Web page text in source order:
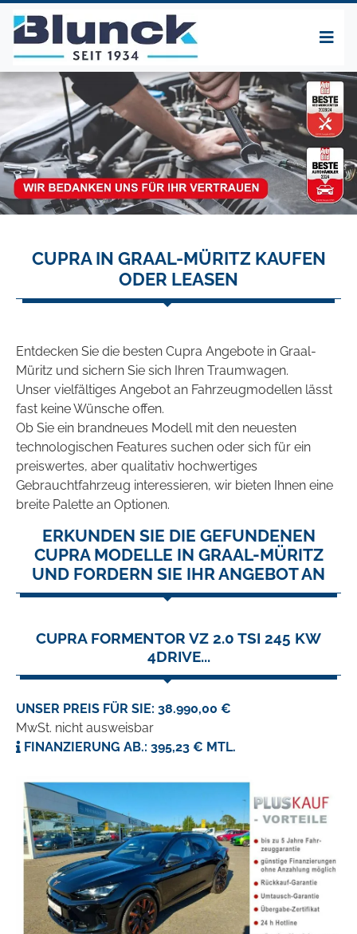
CUPRA IN GRAAL-MÜRITZ KAUFEN
ODER LEASEN
Entdecken Sie die besten Cupra Angebote in Graal-
Müritz und sichern Sie sich Ihren Traumwagen.
Unser vielfältiges Angebot an Fahrzeugmodellen lässt
fast keine Wünsche offen.
Ob Sie ein brandneues Modell mit den neuesten
technologischen Features suchen oder sich für ein
preiswertes, aber qualitativ hochwertiges
Gebrauchtfahrzeug interessieren, wir bieten Ihnen eine
breite Palette an Optionen.
ERKUNDEN SIE DIE GEFUNDENEN
CUPRA MODELLE IN GRAAL-MÜRITZ
UND FORDERN SIE IHR ANGEBOT AN
CUPRA FORMENTOR VZ 2.0 TSI 245 KW
4DRIVE...
UNSER PREIS FÜR SIE: 38.990,00 €
MwSt. nicht ausweisbar
FINANZIERUNG AB.: 395,23 € MTL.